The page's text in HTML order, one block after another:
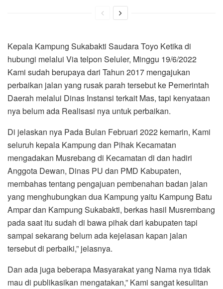
Kepala Kampung Sukabakti Saudara Toyo Ketika di
hubungi melalui Via telpon Seluler, Minggu 19/6/2022
Kami sudah berupaya dari Tahun 2017 mengajukan
perbaikan jalan yang rusak parah tersebut ke Pemerintah
Daerah melalui Dinas Instansi terkait Mas, tapi kenyataan
nya belum ada Realisasi nya untuk perbaikan.
Di jelaskan nya Pada Bulan Februari 2022 kemarin, Kami
seluruh kepala Kampung dan Pihak Kecamatan
mengadakan Musrebang di Kecamatan di dan hadiri
Anggota Dewan, Dinas PU dan PMD Kabupaten,
membahas tentang pengajuan pembenahan badan jalan
yang menghubungkan dua Kampung yaitu Kampung Batu
Ampar dan Kampung Sukabakti, berkas hasil Musrembang
pada saat itu sudah di bawa pihak dari kabupaten tapi
sampai sekarang belum ada kejelasan kapan jalan
tersebut di perbaiki,” jelasnya.
Dan ada juga beberapa Masyarakat yang Nama nya tidak
mau di publikasikan mengatakan,” Kami sangat kesulitan